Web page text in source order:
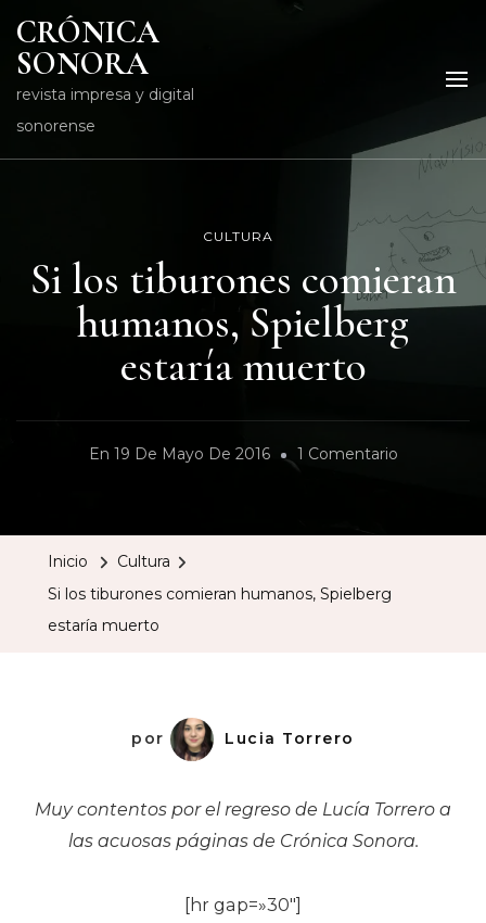
CRÓNICA
SONORA
revista impresa y digital
sonorense
CULTURA
Si los tiburones comieran
humanos, Spielberg
estaría muerto
En 19 De Mayo De 2016 1 ComentarioEn
Inicio
Cultura
Si los tiburones comieran humanos, Spielberg
estaría muerto
por Lucia Torrero
Muy contentos por el regreso de Lucía Torrero a
las acuosas páginas de Crónica Sonora.
[hr gap=»30″]